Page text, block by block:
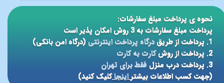
نحوه ی پرداخت مبلغ سفارشات:
پرداخت مبلغ سفارشات به 3 روش امکان پذیر است
1. پرداخت از طریق
درگاه پرداخت اینترنتی(درگاه امن بانکی)
2. پرداخت از روش
کارت به کارت
3. پرداخت درب منزل
فقط برای تهران
(جهت کسب اطلاعات بیشتر اینجاکلیک کنید)